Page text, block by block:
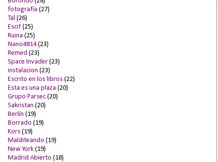
fotografía (27)
Tal (26)
Escif (25)
Ruina (25)
Nano4814 (23)
Remed (23)
Space Invader (23)
instalacion (23)
Escrito en los libros (22)
Esta es una plaza (20)
Grupo Parsec (20)
Sakristan (20)
Berlín (19)
Borrado (19)
Kors (19)
Malditeando (19)
New York (19)
Madrid Abierto (18)